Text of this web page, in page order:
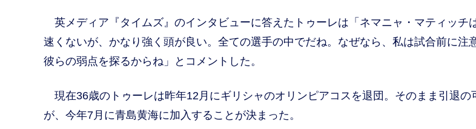
英メディア『タイムズ』のインタビューに答えたトゥーレは「ネマニャ・マティッチ
速くないが、かなり強く頭が良い。全ての選手の中でだね。なぜなら、私は試合前に注
彼らの弱点を探るからね」とコメントした。
現在36歳のトゥーレは昨年12月にギリシャのオリンピアコスを退団。そのまま引退の
が、今年7月に青島黄海に加入することが決まった。